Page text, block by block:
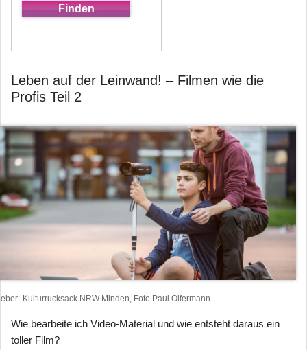
Leben auf der Leinwand! – Filmen wie die
Profis Teil 2
Kulturrucksack NRW Minden, Foto Paul Olfermann
Wie bearbeite ich Video-Material und wie entsteht daraus ein
toller Film?